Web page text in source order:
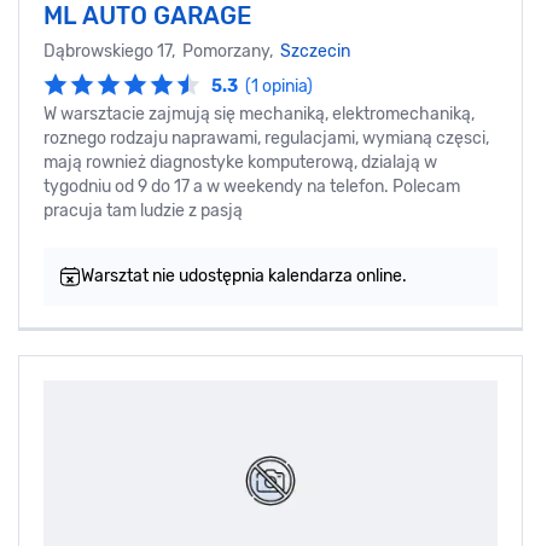
ML AUTO GARAGE
Dąbrowskiego 17, Pomorzany, Szczecin
5.3 (1 opinia)
W warsztacie zajmują się mechaniką, elektromechaniką,
roznego rodzaju naprawami, regulacjami, wymianą częsci,
mają rownież diagnostyke komputerową, dzialają w
tygodniu od 9 do 17 a w weekendy na telefon. Polecam
pracuja tam ludzie z pasją
Warsztat nie udostępnia kalendarza online.